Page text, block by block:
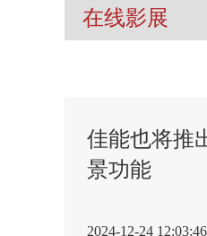
在线影展
佳能也将推
景功能
2024-12-24